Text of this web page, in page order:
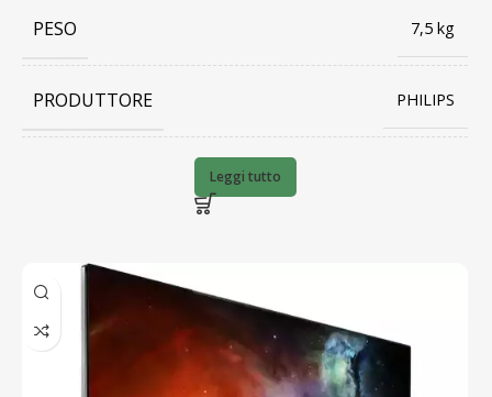
PESO 7,5 kg
PRODUTTORE PHILIPS
Leggi tutto